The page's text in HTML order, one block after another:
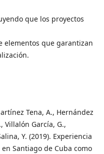
que los proyectos
elementos que garantizan
Tena, A., Hernández
Villalón García, G.,
Y. (2019). Experiencia
Santiago de Cuba como